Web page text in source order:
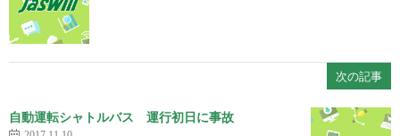
次の記事
自動運転シャトルバス 運行初日に事故